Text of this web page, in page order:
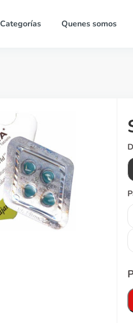
Categorías Quenes somos